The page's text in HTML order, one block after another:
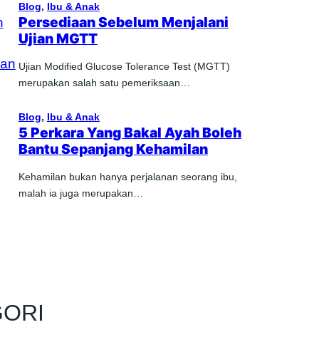
Blog, Ibu & Anak
Persediaan Sebelum Menjalani
Ujian MGTT
Ujian Modified Glucose Tolerance Test (MGTT)
merupakan salah satu pemeriksaan…
Blog, Ibu & Anak
5 Perkara Yang Bakal Ayah Boleh
Bantu Sepanjang Kehamilan
Kehamilan bukan hanya perjalanan seorang ibu,
malah ia juga merupakan…